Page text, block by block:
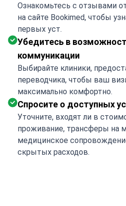
Ознакомьтесь с отзывами
на сайте Bookimed, чтобы
первых уст.
Убедитесь в
коммуникации
Выбирайте клиники,
переводчика, чтобы ваш
максимально комфортно.
Спросите о доступных
Уточните, входят ли в
проживание, трансферы на
медицинское
скрытых расходов.